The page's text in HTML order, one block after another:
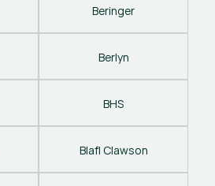
Beringer
Berlyn
BHS
Blafl Clawson